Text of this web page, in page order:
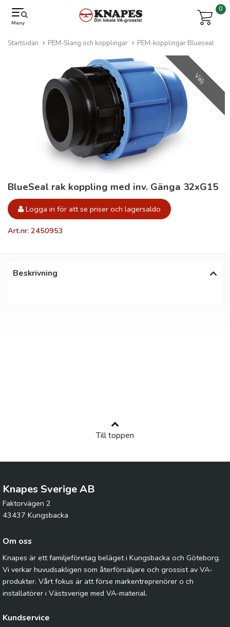
Meny
0
Startsidan PEM-Slang och kopplingar PEM-kopplingar Blueseal
Välj
BlueSeal rak koppling med inv. Gänga 32xG15
Logga in för att se priser och lagersaldo
Art.nr: 2450953
Beskrivning
Till toppen
Knapes Sverige AB
Faktorvägen 2
43437 Kungsbacka
Om oss
Knapes är ett familjeföretag beläget i Kungsbacka och Göteborg.
Vi verkar huvudsakligen som återförsäljare och grossist av VA-
produkter. Vårt fokus är att förse markentreprenörer o ch
installatörer i Västsverige med VA-material.
Kundservice